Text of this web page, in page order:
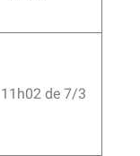
11h02 de 7/3